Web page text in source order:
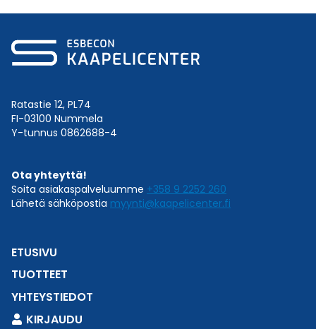
Ratastie 12, PL74
FI-03100 Nummela
Y-tunnus 0862688-4
Ota yhteyttä!
Soita asiakaspalveluumme +358 9 2252 260
Lähetä sähköpostia myynti@kaapelicenter.fi
ETUSIVU
TUOTTEET
YHTEYSTIEDOT
KIRJAUDU